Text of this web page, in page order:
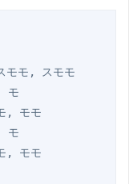
モ, スモモ
モ
, モモ
モ
, モモ